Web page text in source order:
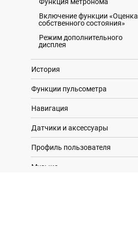
Включение функции «Оценка
собственного состояния»
Режим дополнительного
дисплея
История
Функции пульсометра
Навигация
Датчики и аксессуары
Профиль пользователя
Музыка